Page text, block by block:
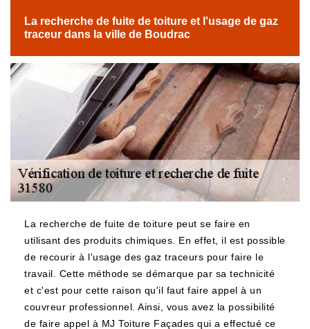
La recherche de fuite de toiture et l'usage de gaz
traceur dans la ville de Boudrac
La recherche de fuite de toiture peut se faire en
utilisant des produits chimiques. En effet, il est possible
de recourir à l'usage des gaz traceurs pour faire le
travail. Cette méthode se démarque par sa technicité
et c'est pour cette raison qu'il faut faire appel à un
couvreur professionnel. Ainsi, vous avez la possibilité
de faire appel à MJ Toiture Façades qui a effectué ce